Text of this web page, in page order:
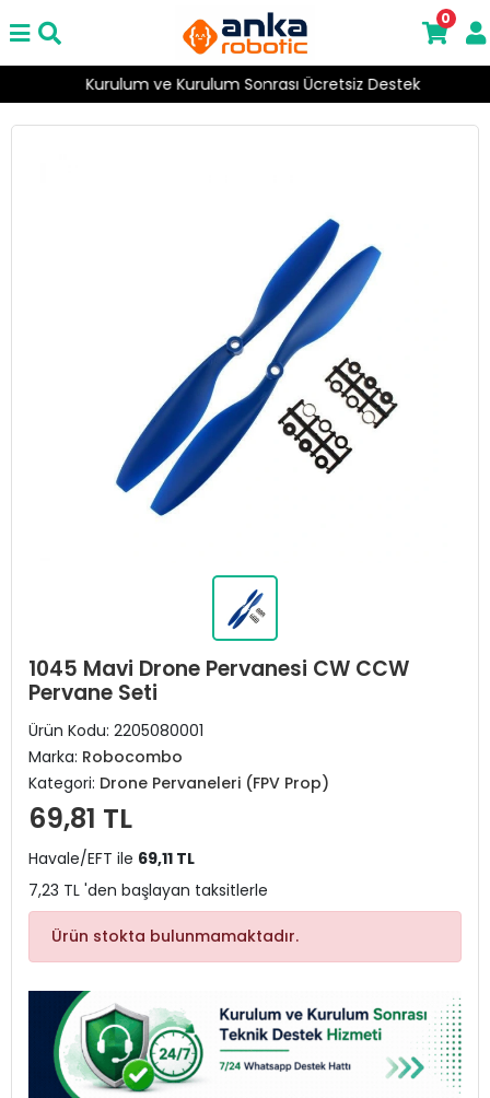
Kurulum ve Kurulum Sonrası Ücretsiz Destek
0
1045 Mavi Drone Pervanesi CW CCW
Pervane Seti
Ürün Kodu: 2205080001
Marka: Robocombo
Kategori: Drone Pervaneleri (FPV Prop)
69,81 TL
Havale/EFT ile 69,11 TL
7,23 TL 'den başlayan taksitlerle
Ürün stokta bulunmamaktadır.